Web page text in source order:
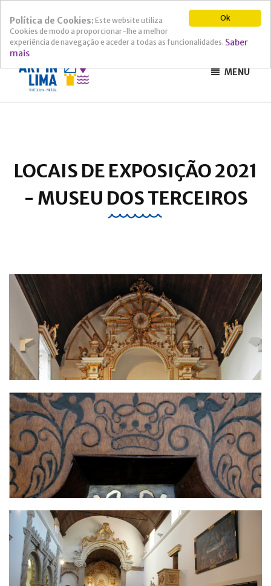
Ok
Política de Cookies: Este website utiliza
Cookies de modo a proporcionar-lhe a melhor
experiência de navegação e aceder a todas as funcionalidades. Saber
mais
MENU
LOCAIS DE EXPOSIÇÃO 2021
- MUSEU DOS TERCEIROS